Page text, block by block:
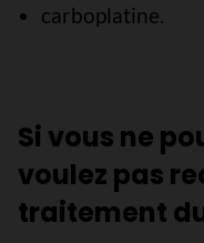
carboplatine.
Si vous ne
voulez pas
traitement